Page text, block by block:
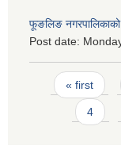
फूङलिङ
Post date:
Pages
« first
4